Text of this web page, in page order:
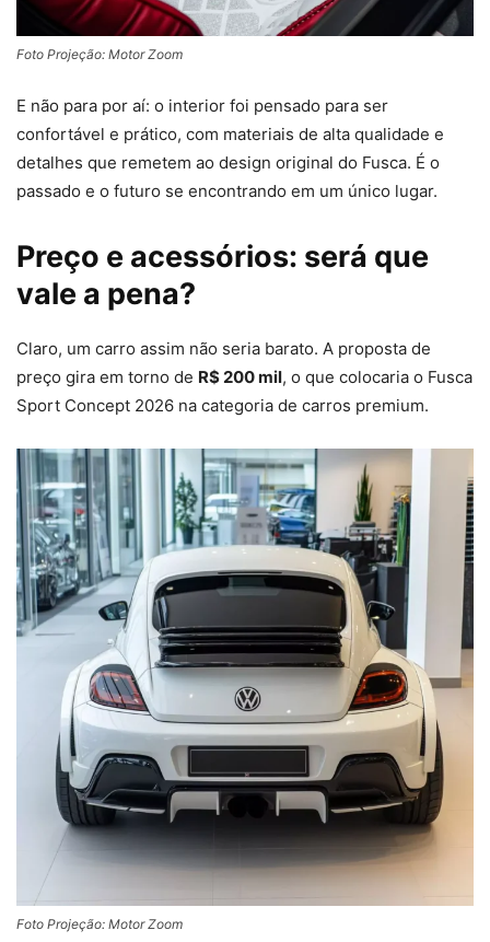
Foto Projeção: Motor Zoom
E não para por aí: o interior foi pensado para ser
confortável e prático, com materiais de alta qualidade e
detalhes que remetem ao design original do Fusca. É o
passado e o futuro se encontrando em um único lugar.
Preço e acessórios: será que
vale a pena?
Claro, um carro assim não seria barato. A proposta de
preço gira em torno de R$ 200 mil, o que colocaria o Fusca
Sport Concept 2026 na categoria de carros premium.
Foto Projeção: Motor Zoom